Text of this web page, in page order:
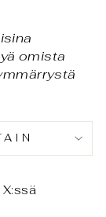
omista
X:ssä